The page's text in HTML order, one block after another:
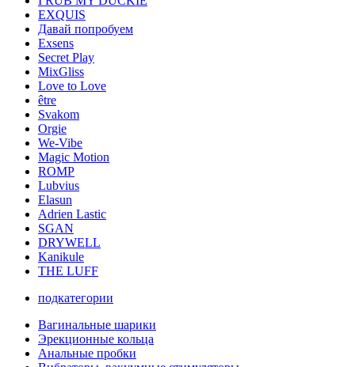
EXQUIS
Давай попробуем
Exsens
Secret Play
MixGliss
Love to Love
être
Svakom
Orgie
We-Vibe
Magic Motion
ROMP
Lubvius
Elasun
Adrien Lastic
SGAN
DRYWELL
Kanikule
THE LUFF
подкатегории
Вагинальные шарики
Эрекционные кольца
Анальные пробки